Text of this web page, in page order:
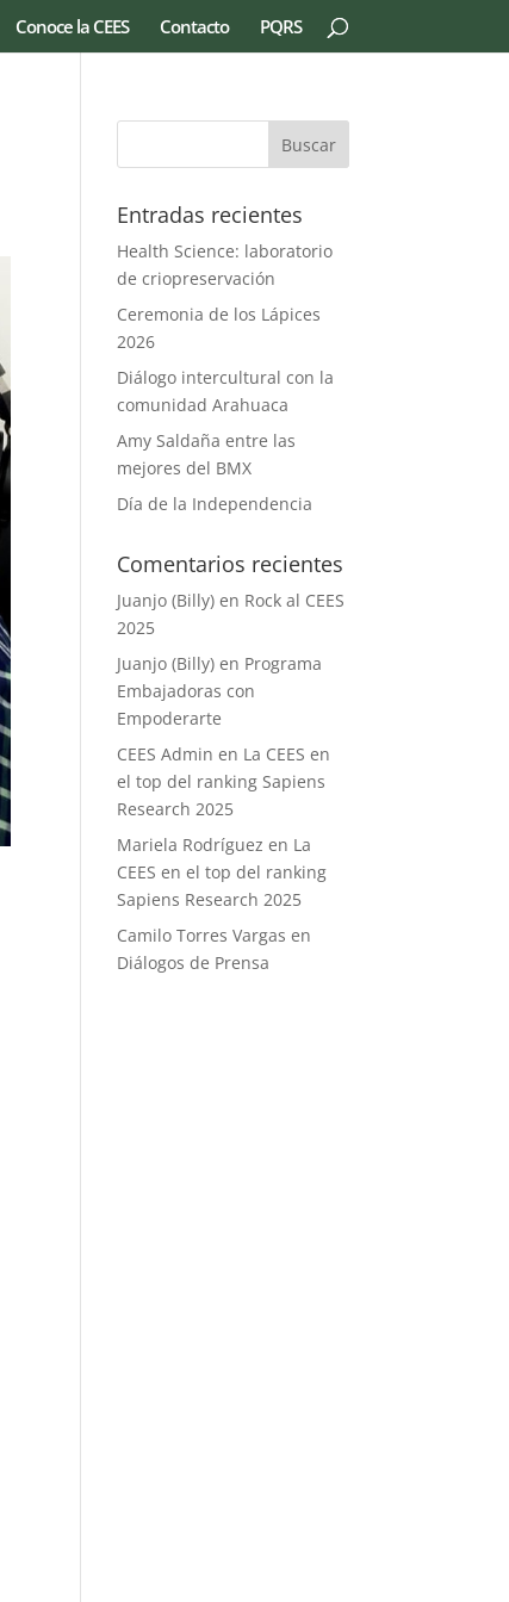
Conoce la CEES Contacto PQRS
Entradas recientes
Health Science: laboratorio
de criopreservación
Ceremonia de los Lápices
2026
Diálogo intercultural con la
comunidad Arahuaca
Amy Saldaña entre las
mejores del BMX
Día de la Independencia
Comentarios recientes
Juanjo (Billy) en Rock al CEES
2025
Juanjo (Billy) en Programa
Embajadoras con
Empoderarte
CEES Admin en La CEES en
el top del ranking Sapiens
Research 2025
Mariela Rodríguez en La
CEES en el top del ranking
Sapiens Research 2025
Camilo Torres Vargas en
Diálogos de Prensa